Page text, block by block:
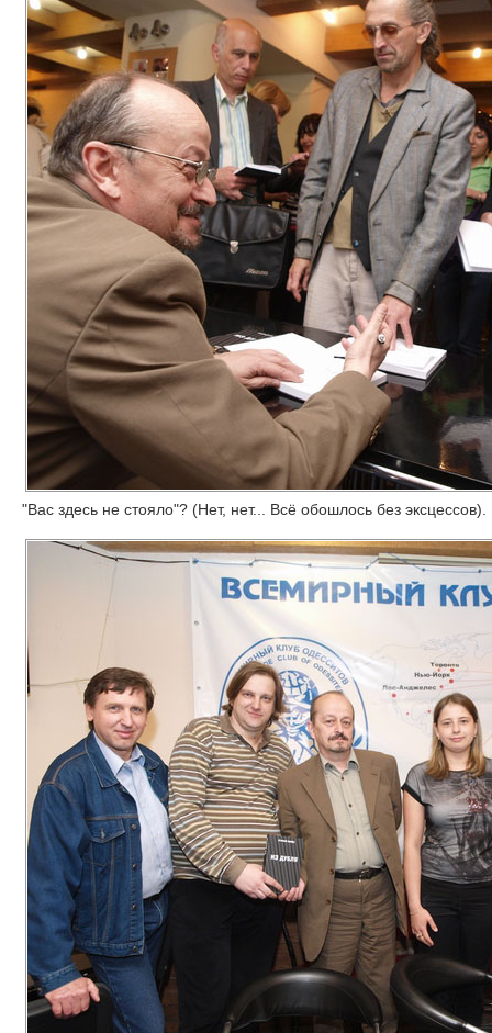
"Вас здесь не стояло"? (Нет, нет... Всё обошлось без эксцессов).